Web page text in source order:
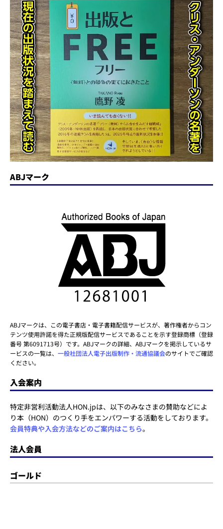
ABJマーク
ABJマークは、この電子書店・電子書籍配信サービスが、著作権者からコン
テンツ使用許諾を得た正規版配信サービスであることを示す登録商標（登録
番号 第6091713号）です。ABJマークの詳細、ABJマークを掲示しているサ
ービスの一覧は、 一般社団法人電子出版制作・流通協議会のサイトでご確認
ください。
入会案内
特定非営利活動法人HON.jpは、以下のみなさまの賛助などによ
り本（HON）のつくり手をエンパワーする活動をしております。
会員特典や入会方法などのご案内はこちら。
法人会員
ゴールド